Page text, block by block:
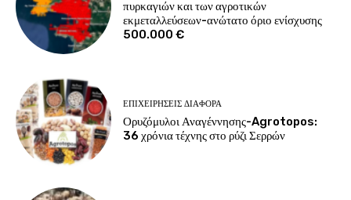
πυρκαγιών και των αγροτικών
εκμεταλλεύσεων-ανώτατο όριο ενίσχυσης
500.000 €
ΕΠΙΧΕΙΡΉΣΕΙΣ ΔΙΆΦΟΡΑ
Ορυζόμυλοι Αναγέννησης-Agrotopos:
36 χρόνια τέχνης στο ρύζι Σερρών